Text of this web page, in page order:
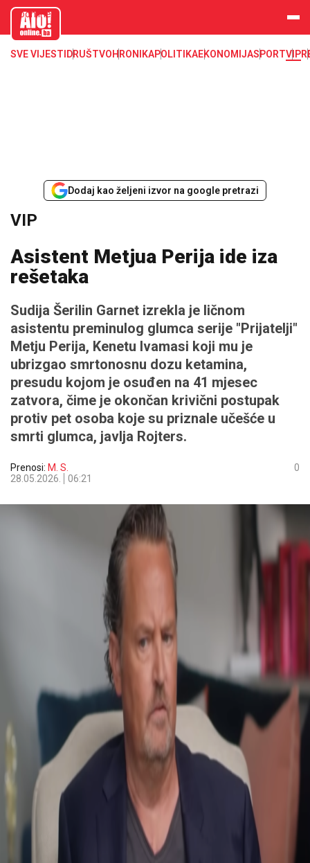
aloonline.b
SVE VIJESTI DRUŠTVOHRONIKAPOLITIKAEKONOMIJASPORTVIP
Dodaj kao željeni izvor na google pretrazi
VIP
Asistent Metjua Perija ide iza
rešetaka
Sudija Šerilin Garnet izrekla je ličnom
asistentu preminulog glumca serije "Prijatelji"
Metju Perija, Kenetu Ivamasi koji mu je
ubrizgao smrtonosnu dozu ketamina,
presudu kojom je osuđen na 41 mjesec
zatvora, čime je okončan krivični postupak
protiv pet osoba koje su priznale učešće u
smrti glumca, javlja Rojters.
Prenosi: M. S.
28.05.2026.
06:21
0